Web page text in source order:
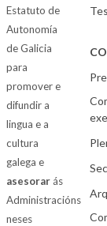
Estatuto de
Autonomía
de Galicia
para
promover e
difundir a
lingua e a
cultura
galega e
asesorarás
Administracións
neses